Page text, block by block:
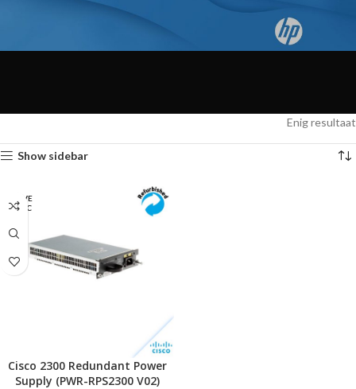
Enig resultaat
Show sidebar
UITVE
RKOC
Cisco 2300 Redundant Power
Supply (PWR-RPS2300 V02)